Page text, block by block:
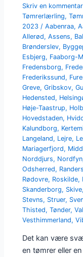
Skriv en kommentar
Tømrerlærling,
2023/Aabenraa,
Allerød,Assens,
Brønderslev,
Esbjerg, Faaborg-
Fredensborg,
Frederikssund,
Greve,Gribskov,
Hedensted,
Høje-Taastrup,
Hovedstaden,
Kalundborg,
Langeland, Lejre,
Mariagerfjord,
Norddjurs, Nordfyn
Odsherred, Randers
Rødovre, Roskilde,
Skanderborg, Skive,
Stevns, Struer,
Thisted,Tønder,
Vesthimmerland,
Det kan være
en tømrer eller